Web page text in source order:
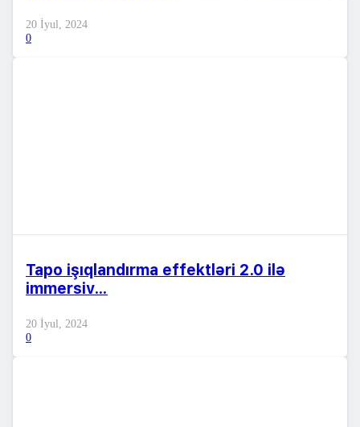
20 İyul, 2024
0
Tapo işıqlandırma effektləri 2.0 ilə
immersiv…
20 İyul, 2024
0